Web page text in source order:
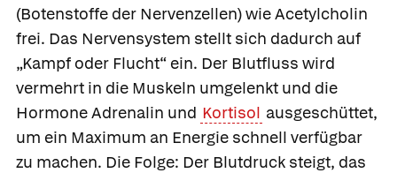
(Botenstoffe der Nervenzellen) wie Acetylcholin
frei. Das Nervensystem stellt sich dadurch auf
„Kampf oder Flucht“ ein. Der Blutfluss wird
vermehrt in die Muskeln umgelenkt und die
Hormone Adrenalin und Kortisol ausgeschüttet,
um ein Maximum an Energie schnell verfügbar
zu machen. Die Folge: Der Blutdruck steigt, das